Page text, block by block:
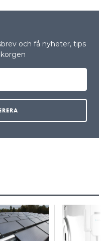
och få nyheter, tips